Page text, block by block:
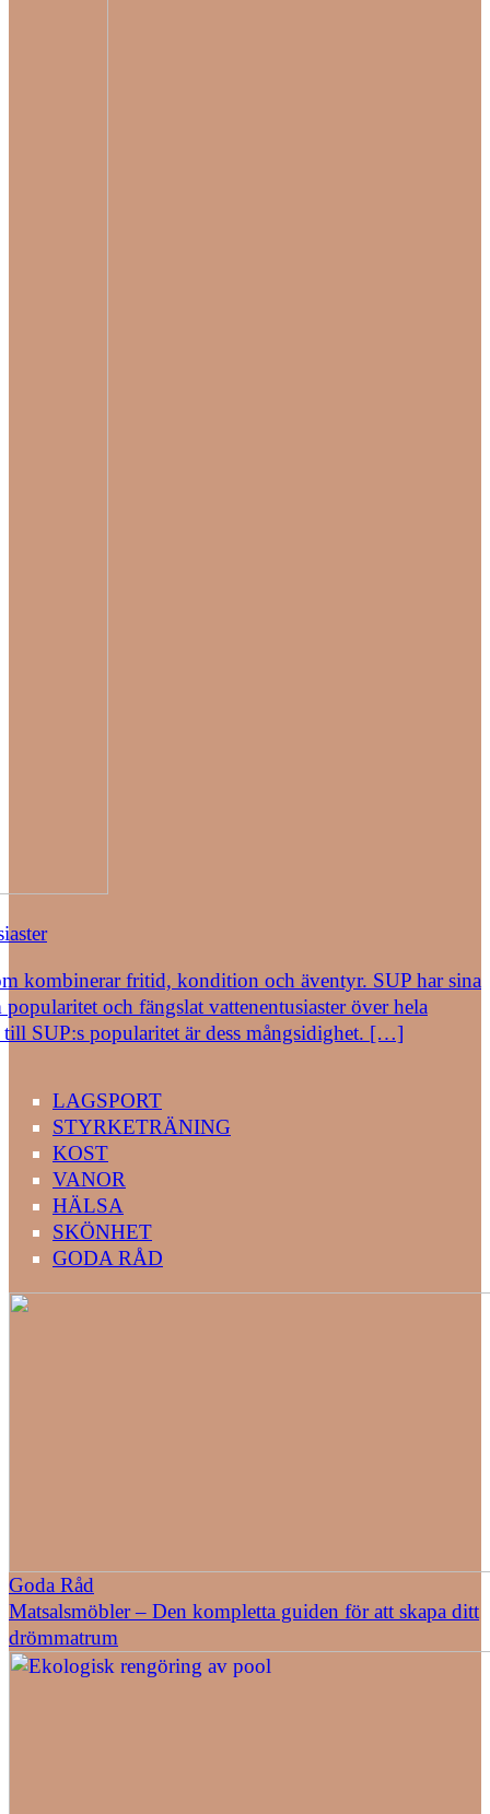
kombinerar fritid, kondition och äventyr. SUP har sina
och fängslat vattenentusiaster över hela
SUP:s popularitet är dess mångsidighet. […]
LAGSPORT
STYRKETRÄNING
KOST
VANOR
HÄLSA
SKÖNHET
GODA RÅD
Goda Råd
Matsalsmöbler – Den kompletta guiden för att skapa ditt
drömmatrum